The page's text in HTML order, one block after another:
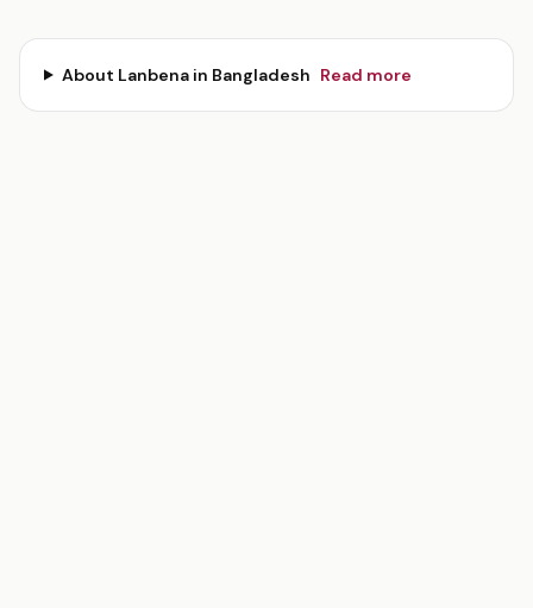
About Lanbenain Bangladesh Read more